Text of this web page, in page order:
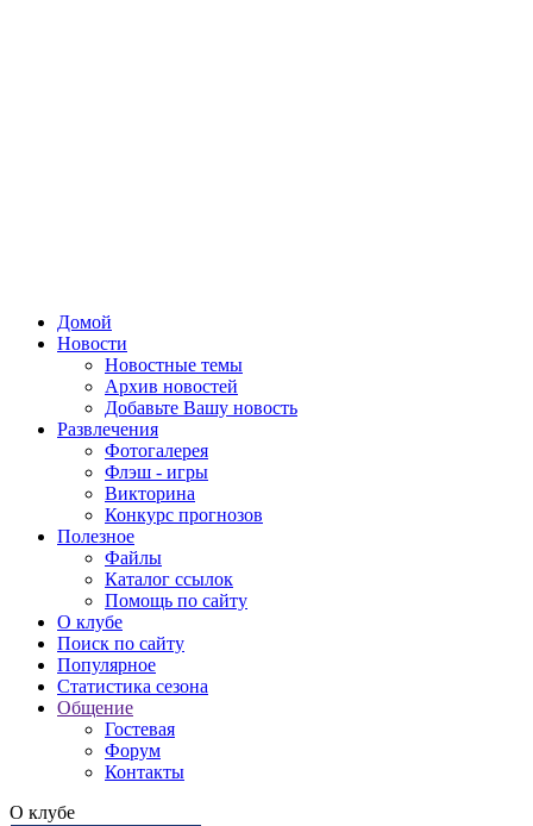
Домой
Новости
Новостные темы
Архив новостей
Добавьте Вашу новость
Развлечения
Фотогалерея
Флэш - игры
Викторина
Конкурс прогнозов
Полезное
Файлы
Каталог ссылок
Помощь по сайту
О клубе
Поиск по сайту
Популярное
Статистика сезона
Общение
Гостевая
Форум
Контакты
О клубе